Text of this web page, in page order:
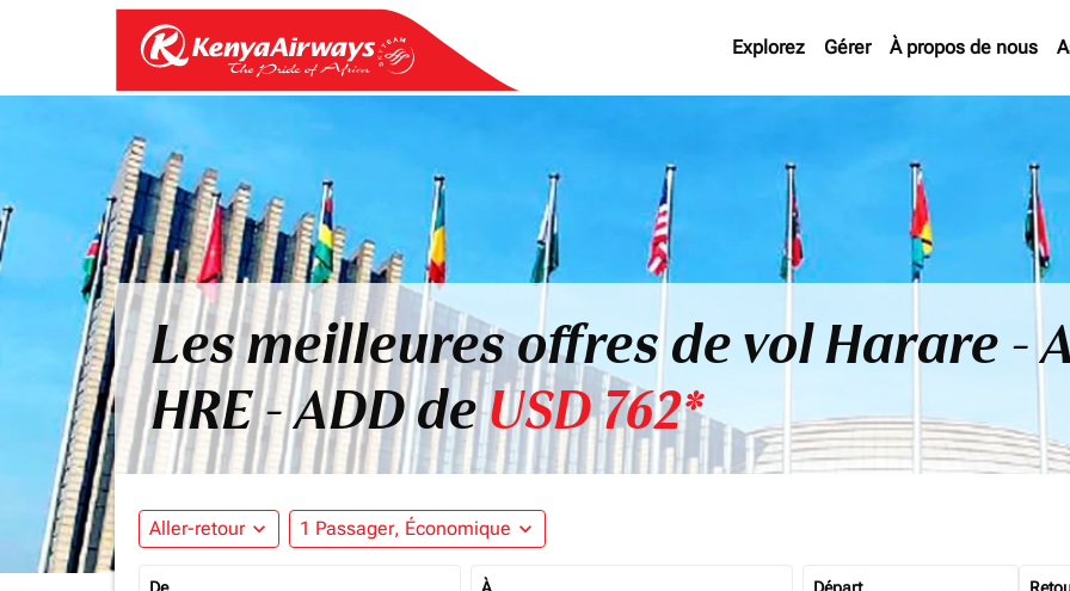
Explorez Gérer À propos de nous
Les meilleures offres de vol Harare -
HRE - ADD deUSD 762*
Aller-retour expand_more 1 Passager, Économique expand_more